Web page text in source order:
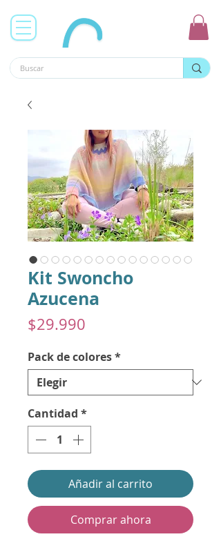
Kit Swoncho
Azucena
$29.990
Pack de colores*
Cantidad *
Añadir al carrito
Comprar ahora